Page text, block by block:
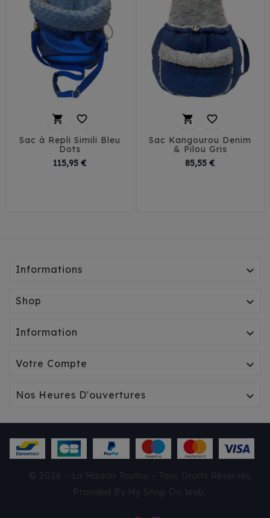
 
Sac à Repli Simili Bleu
Dots
115,95 €Prix
 
Sac Kangourou Denim
& Pilou Gris
85,55 €
SAC MESSENGER PILOU
87,95 €
Informations 
Shop 
Information 
Votre Compte 
Nos Heures D'ouvertures 
© 2026 - La Maison Toutou - Tous Droits Réservés
Provided By My Shop On Web